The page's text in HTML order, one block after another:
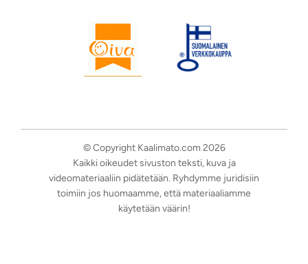
© Copyright Kaalimato.com 2026
Kaikki oikeudet sivuston teksti, kuva ja
videomateriaaliin pidätetään. Ryhdymme juridisiin
toimiin jos huomaamme, että materiaaliamme
käytetään väärin!